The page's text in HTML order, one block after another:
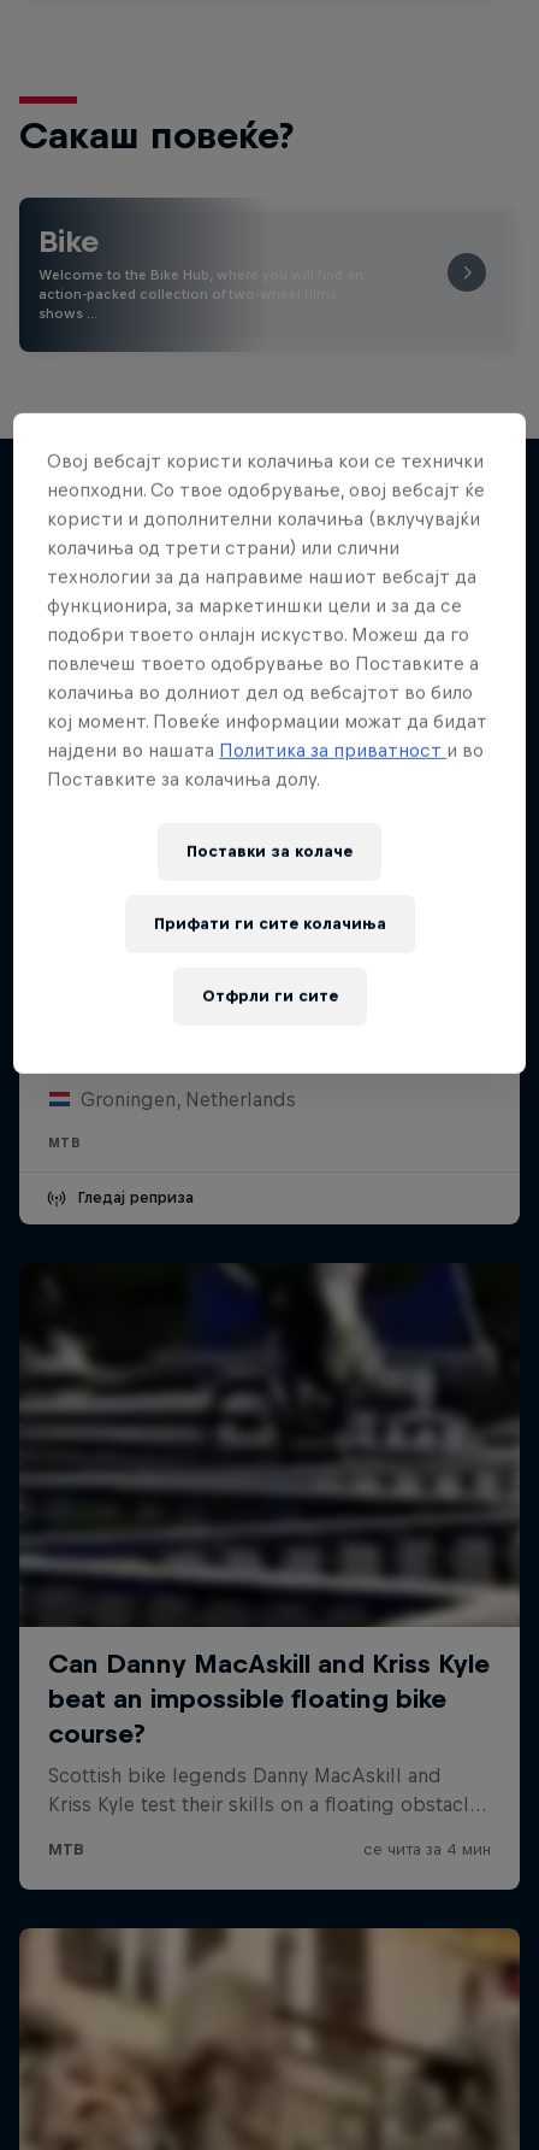
Сакаш повеќе?
Bike
Welcome to the Bike Hub, where you will find an
action-packed collection of two-wheel films,
shows …
Повеќе слична содржина
Red Bull District Ride
Groningen, Netherlands
MTB
Гледај реприза
Овој вебсајт користи колачиња кои се технички
неопходни. Со твое одобрување, овој вебсајт ќе
користи и дополнителни колачиња (вклучувајќи
колачиња од трети страни) или слични
технологии за да направиме нашиот вебсајт да
функционира, за маркетиншки цели и за да се
подобри твоето онлајн искуство. Можеш да го
повлечеш твоето одобрување во Поставките а
колачиња во долниот дел од вебсајтот во било
кој момент. Повеќе информации можат да бидат
најдени во нашата Политика за приватност и во
Поставките за колачиња долу.
Поставки за колачe
Отфрли ги сите
Прифати ги сите колачиња